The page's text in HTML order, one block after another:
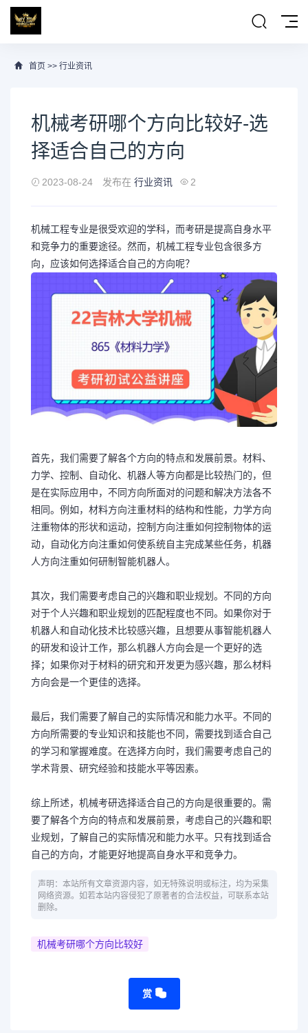
首页 >> 行业资讯
机械考研哪个方向比较好-选
择适合自己的方向
2023-08-24 发布在 行业资讯 2
机械工程专业是很受欢迎的学科，而考研是提高自身水平
和竞争力的重要途径。然而，机械工程专业包含很多方
向，应该如何选择适合自己的方向呢？
首先，我们需要了解各个方向的特点和发展前景。材料、
力学、控制、自动化、机器人等方向都是比较热门的，但
是在实际应用中，不同方向所面对的问题和解决方法各不
相同。例如，材料方向注重材料的结构和性能，力学方向
注重物体的形状和运动，控制方向注重如何控制物体的运
动，自动化方向注重如何使系统自主完成某些任务，机器
人方向注重如何研制智能机器人。
其次，我们需要考虑自己的兴趣和职业规划。不同的方向
对于个人兴趣和职业规划的匹配程度也不同。如果你对于
机器人和自动化技术比较感兴趣，且想要从事智能机器人
的研发和设计工作，那么机器人方向会是一个更好的选
择；如果你对于材料的研究和开发更为感兴趣，那么材料
方向会是一个更佳的选择。
最后，我们需要了解自己的实际情况和能力水平。不同的
方向所需要的专业知识和技能也不同，需要找到适合自己
的学习和掌握难度。在选择方向时，我们需要考虑自己的
学术背景、研究经验和技能水平等因素。
综上所述，机械考研选择适合自己的方向是很重要的。需
要了解各个方向的特点和发展前景，考虑自己的兴趣和职
业规划，了解自己的实际情况和能力水平。只有找到适合
自己的方向，才能更好地提高自身水平和竞争力。
声明：本站所有文章资源内容，如无特殊说明或标注，均为采集
网络资源。如若本站内容侵犯了原著者的合法权益，可联系本站
删除。
机械考研哪个方向比较好
赏